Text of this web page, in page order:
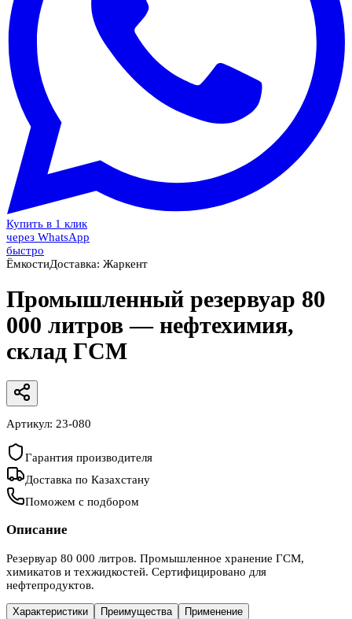
Купить в 1 клик
через WhatsApp
быстро
ЁмкостиДоставка: Жаркент
Промышленный резервуар 80
000 литров — нефтехимия,
склад ГСМ
Артикул: 23-080
Гарантия производителя
Доставка по Казахстану
Поможем с подбором
Описание
Резервуар 80 000 литров. Промышленное хранение ГСМ,
химикатов и техжидкостей. Сертифицировано для
нефтепродуктов.
Характеристики Преимущества Применение